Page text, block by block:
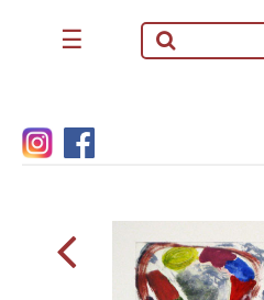
☰